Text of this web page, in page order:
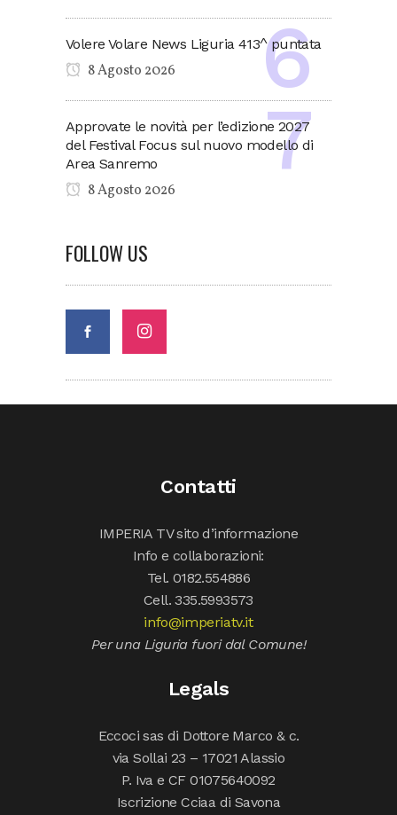
Volere Volare News Liguria 413^ puntata
8 Agosto 2026
Approvate le novità per l’edizione 2027
del Festival Focus sul nuovo modello di
Area Sanremo
8 Agosto 2026
FOLLOW US
Contatti
IMPERIA TV sito d’informazione
Info e collaborazioni:
Tel. 0182.554886
Cell. 335.5993573
info@imperiatv.it
Per una Liguria fuori dal Comune!
Legals
Eccoci sas di Dottore Marco & c.
via Sollai 23 – 17021 Alassio
P. Iva e CF 01075640092
Iscrizione Cciaa di Savona